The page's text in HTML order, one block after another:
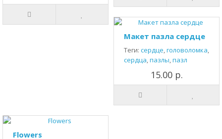
Макет пазла сердце
Теги: сердце,головоломка,
сердца,пазлы,пазл
15.00 р.
Flowers